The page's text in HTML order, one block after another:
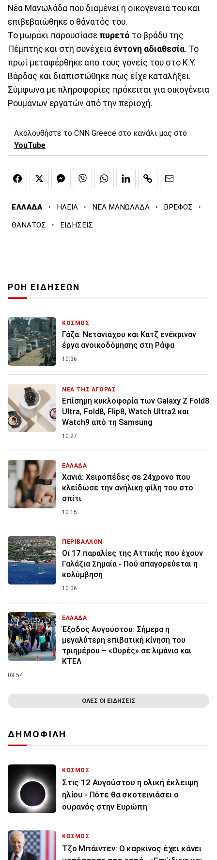
Νέα Μανωλάδα που διαμένει η οικογενειά του και
επιβεβαιώθηκε ο θάνατός του.
Το μωράκι παρουσίασε πυρετό το βράδυ της
Πέμπτης και στη συνέχεια έντονη αδιαθεσία. Το
πρωί μεταφέρθηκε απο τους γονείς του στο Κ.Υ.
Βάρδας και διαπιστώθηκε πως είχε καταλήξει.
Σύμφωνα με πληροφορίες πρόκειται για οικογένεια
Ρουμάνων εργατών από την περιοχή.
Ακολουθήστε το CNN Greece στο κανάλι μας στο
YouTube
ΕΛΛΑΔΑ · ΗΛΕΙΑ · ΝΕΑ ΜΑΝΩΛΑΔΑ · ΒΡΕΦΟΣ ·
ΘΑΝΑΤΟΣ · ΕΙΔΗΣΕΙΣ
ΡΟΗ ΕΙΔΗΣΕΩΝ
ΚΟΣΜΟΣ
Γάζα: Νετανιάχου και Κατζ ενέκριναν
έργα ανοικοδόμησης στη Ράφα
10:36
ΝΕΑ ΤΗΣ ΑΓΟΡΑΣ
Επίσημη κυκλοφορία των Galaxy Z Fold8
Ultra, Fold8, Flip8, Watch Ultra2 και
Watch9 από τη Samsung
10:27
ΕΛΛΑΔΑ
Χανιά: Χειροπέδες σε 24χρονο που
κλείδωσε την ανήλικη φίλη του στο
σπίτι
10:15
ΠΕΡΙΒΑΛΛΟΝ
Οι 17 παραλίες της Αττικής που έχουν
Γαλάζια Σημαία - Πού απαγορεύεται η
κολύμβηση
10:06
ΕΛΛΑΔΑ
Έξοδος Αυγούστου: Σήμερα η
μεγαλύτερη επιβατική κίνηση του
τριημέρου – «Ουρές» σε λιμάνια και
ΚΤΕΛ
09:54
ΟΛΕΣ ΟΙ ΕΙΔΗΣΕΙΣ
ΔΗΜΟΦΙΛΗ
ΚΟΣΜΟΣ
Στις 12 Αυγούστου η ολική έκλειψη
ηλίου - Πότε θα σκοτεινιάσει ο
ουρανός στην Ευρώπη
ΚΟΣΜΟΣ
Τζο Μπάιντεν: Ο καρκίνος έχει κάνει